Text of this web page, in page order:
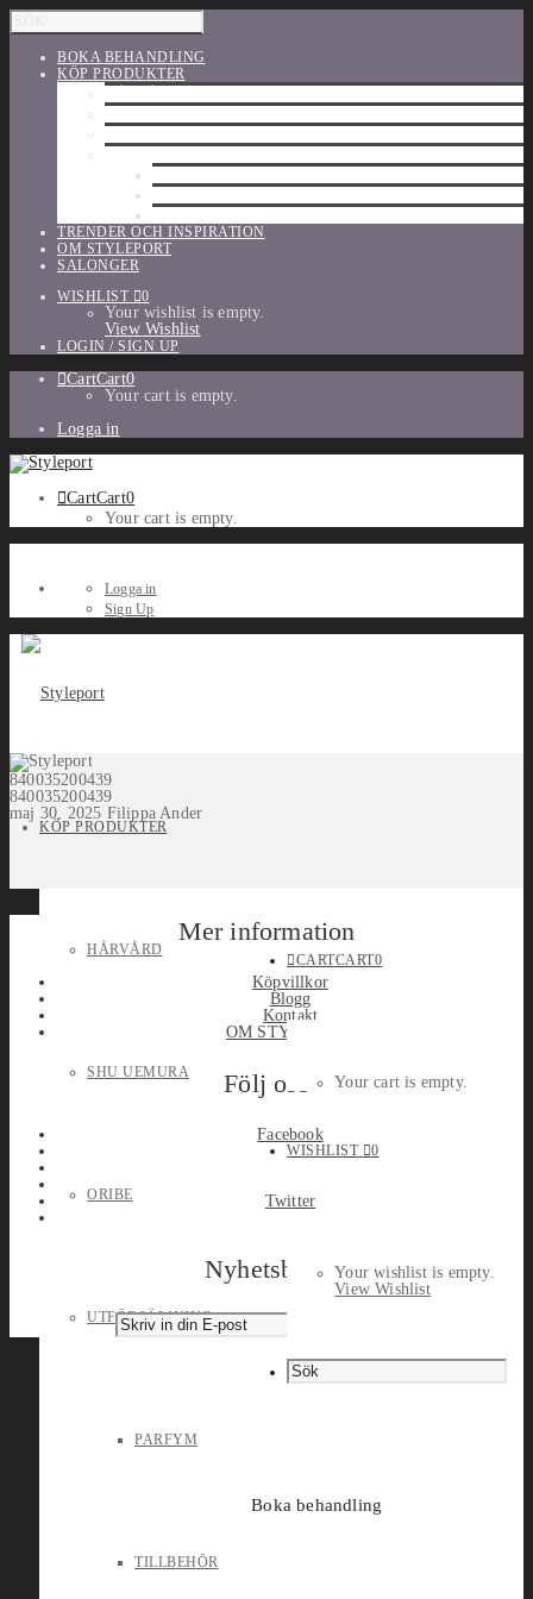
BOKA BEHANDLING
KÖP PRODUKTER
TRENDER OCH INSPIRATION
OM STYLEPORT
SALONGER
WISHLIST
0
Your wishlist is empty.
View Wishlist
LOGIN / SIGN UP
CartCart0
Your cart is empty.
Logga in
CartCart0
Your cart is empty.
Logga in
Sign Up
KÖP PRODUKTER
HÅRVÅRD
SHU UEMURA
ORIBE
UTFÖRSÄLJNING
PARFYM
TILLBEHÖR
CARTCART0
Your cart is empty.
WISHLIST 0
Your wishlist is empty.
View Wishlist
Boka behandling
840035200439
840035200439
maj 30, 2025 Filippa Ander
Mer information
Köpvillkor
Blogg
Kontakt
OM STYLEPORT
Följ oss
Facebook
Twitter
Nyhetsbrev